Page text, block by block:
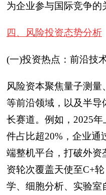
为企业参与国际竞争的
四、风险投资态势分析
(一)投资热点：前沿技
风险资本聚焦量子测
等前沿领域，以及半导
长赛道。例如，2025
件占比超20%，企业通
端整机平台，打破外资
资轮次覆盖天使至C+
学、细胞分析、实验室